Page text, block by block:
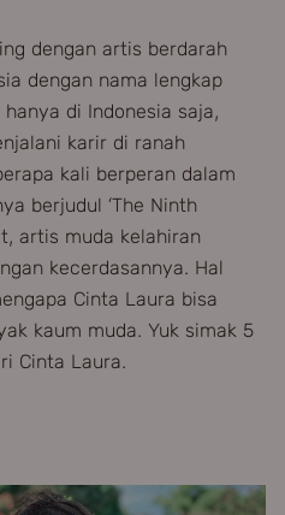
dengan artis berdarah
dengan nama lengkap
di Indonesia saja,
karir di ranah
kali berperan dalam
berjudul ‘The Ninth
artis muda kelahiran
kecerdasannya. Hal
Cinta Laura bisa
kaum muda. Yuk simak 5
Cinta Laura.